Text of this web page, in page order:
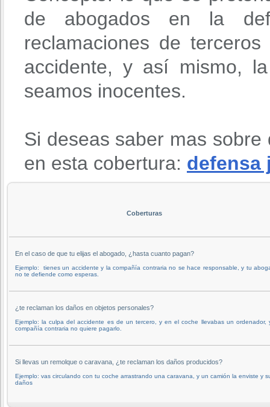
de abogados en la
reclamaciones de
accidente, y así mismo,
seamos inocentes.
Si deseas saber mas
en esta cobertura: defensa
Coberturas
En el caso de que tu elijas el abogado, ¿hasta cuanto pagan?
Ejemplo: tienes un accidente y la compañía contraria no se hace responsable, y tu
no te defiende como esperas.
¿te reclaman los daños en objetos personales?
Ejemplo: la culpa del accidente es de un tercero, y en el coche llevabas un ordenador,
compañía contraria no quiere pagarlo.
Si llevas un remolque o caravana, ¿te reclaman los daños producidos?
Ejemplo: vas circulando con tu coche arrastrando una caravana, y un camión la enviste y
daños